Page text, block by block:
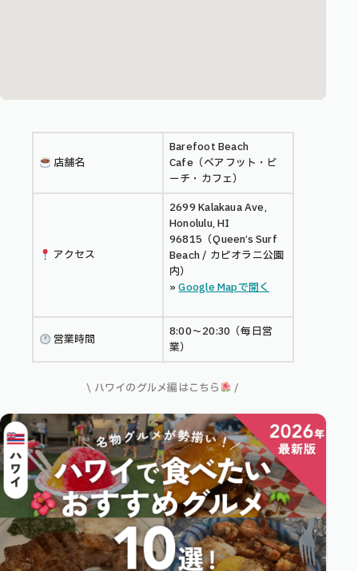
店舗名
Barefoot Beach
Cafe（ベアフット・ビ
ーチ・カフェ）
アクセス
2699 Kalakaua Ave,
Honolulu, HI
96815（Queen’s Surf
Beach / カピオラニ公園
内）
»Google Mapで開く
営業時間
8:00〜20:30（毎日営
業）
\ ハワイのグルメ編はこちら /